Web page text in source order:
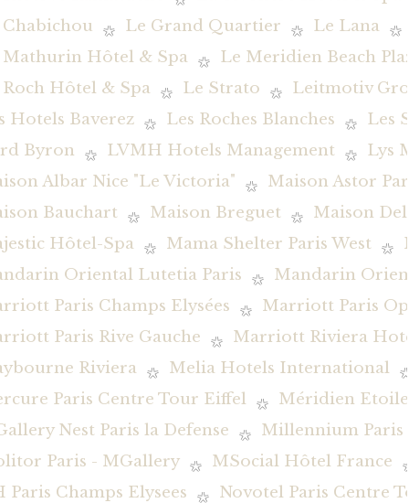
Le Grand Quartier
Le Lana
Mathurin Hôtel & Spa
Le Meridien Beach
Hôtel & Spa
Le Strato
Leitmotiv
Hotels Baverez
Les Roches Blanches
Les
Byron
LVMH Hotels Management
Lys
Albar Nice "Le Victoria"
Maison Astor
Bauchart
Maison Breguet
Maison
Hôtel-Spa
Mama Shelter Paris West
Oriental Lutetia Paris
Mandarin
Paris Champs Elysées
Marriott Paris
Paris Rive Gauche
Marriott Riviera
Riviera
Melia Hotels International
Paris Centre Tour Eiffel
Méridien Etoile
Nest Paris la Defense
Millennium Paris
Paris - MGallery
MSocial Hôtel France
Paris Champs Elysees
Novotel Paris Centre